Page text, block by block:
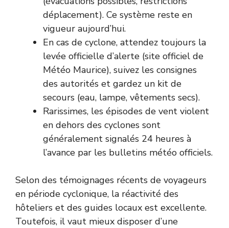
déplacement). Ce système reste en
vigueur aujourd’hui.
En cas de cyclone, attendez toujours la
levée officielle d’alerte (site officiel de
Météo Maurice), suivez les consignes
des autorités et gardez un kit de
secours (eau, lampe, vêtements secs).
Rarissimes, les épisodes de vent violent
en dehors des cyclones sont
généralement signalés 24 heures à
l’avance par les bulletins météo officiels.
Selon des témoignages récents de voyageurs
en période cyclonique, la réactivité des
hôteliers et des guides locaux est excellente.
Toutefois, il vaut mieux disposer d’une